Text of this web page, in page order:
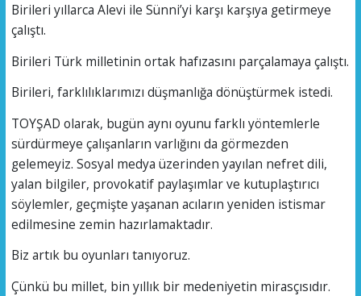
Birileri yıllarca Alevi ile Sünni’yi karşı karşıya getirmeye
çalıştı.
Birileri Türk milletinin ortak hafızasını parçalamaya çalıştı.
Birileri, farklılıklarımızı düşmanlığa dönüştürmek istedi.
TOYŞAD olarak, bugün aynı oyunu farklı yöntemlerle
sürdürmeye çalışanların varlığını da görmezden
gelemeyiz. Sosyal medya üzerinden yayılan nefret dili,
yalan bilgiler, provokatif paylaşımlar ve kutuplaştırıcı
söylemler, geçmişte yaşanan acıların yeniden istismar
edilmesine zemin hazırlamaktadır.
Biz artık bu oyunları tanıyoruz.
Çünkü bu millet, bin yıllık bir medeniyetin mirasçısıdır.